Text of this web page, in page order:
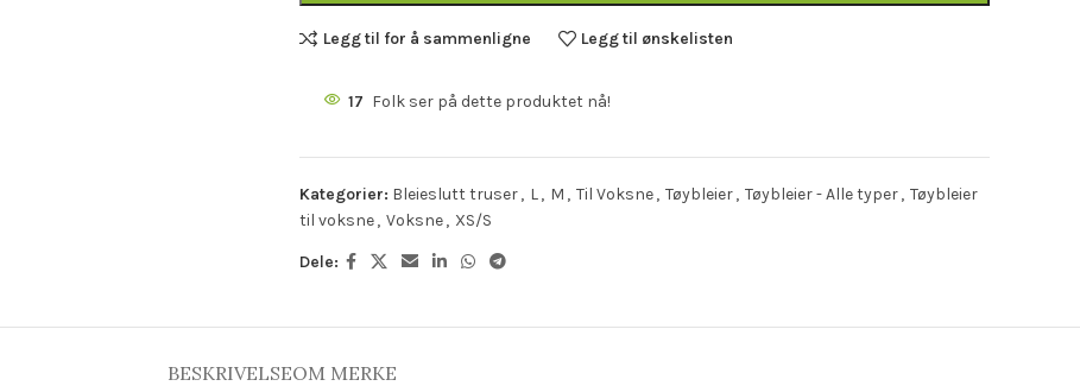
Legg til for å sammenligne Legg til ønskelisten
17 Folk ser på dette produktet nå!
Kategorier: Bleieslutt truser, L, M , Til Voksne, Tøybleier, Tøybleier - Alle typer, Tøybleier
til voksne, Voksne, XS/S
Dele:
BESKRIVELSEOM MERKE